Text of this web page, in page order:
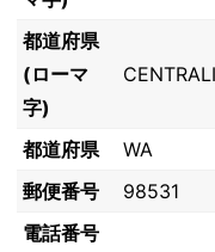
都道府県
(ローマ
字)
都道府県
WA
郵便番号
98531
電話番号